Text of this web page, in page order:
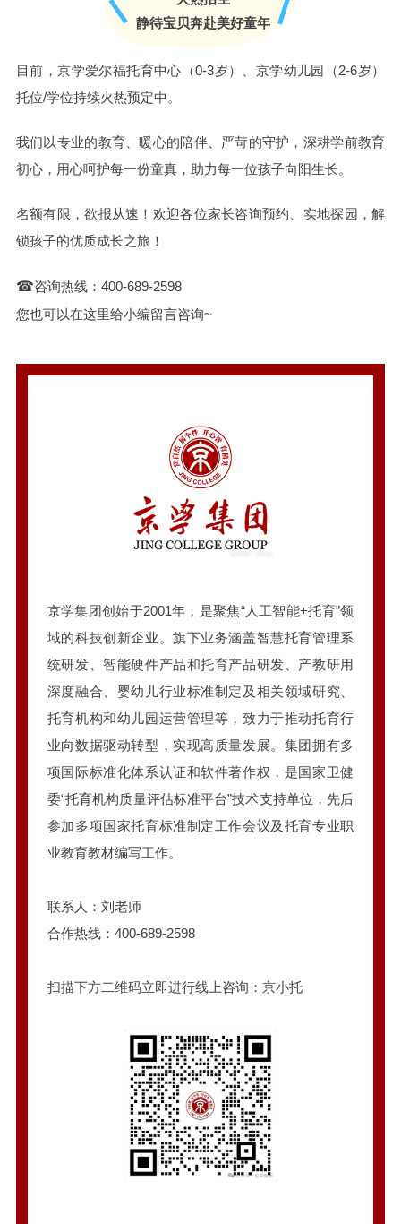
静待宝贝奔赴美好童年
目前，京学爱尔福托育中心（0-3岁）、京学幼儿园（2-6岁）
托位/学位持续火热预定中。
我们以专业的教育、暖心的陪伴、严苛的守护，深耕学前教育
初心，用心呵护每一份童真，助力每一位孩子向阳生长。
名额有限，欲报从速！欢迎各位家长咨询预约、实地探园，解
锁孩子的优质成长之旅！
☎咨询热线：400-689-2598
您也可以在这里给小编留言咨询~
京学集团创始于2001年，是聚焦“人工智能+托育”领
域的科技创新企业。旗下业务涵盖智慧托育管理系
统研发、智能硬件产品和托育产品研发、产教研用
深度融合、婴幼儿行业标准制定及相关领域研究、
托育机构和幼儿园运营管理等，致力于推动托育行
业向数据驱动转型，实现高质量发展。集团拥有多
项国际标准化体系认证和软件著作权，是国家卫健
委“托育机构质量评估标准平台”技术支持单位，先后
参加多项国家托育标准制定工作会议及托育专业职
业教育教材编写工作。
联系人：刘老师
合作热线：400-689-2598
扫描下方二维码立即进行线上咨询：京小托